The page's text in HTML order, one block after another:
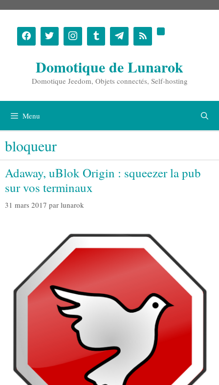
contenu
Domotique de Lunarok
Domotique Jeedom, Objets connectés, Self-hosting
Menu
bloqueur
Adaway, uBlok Origin : squeezer la pub
sur vos terminaux
31 mars 2017 par lunarok